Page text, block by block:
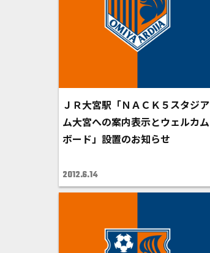
ＪＲ大宮駅「ＮＡＣＫ５スタジア
ム大宮への案内表示とウェルカム
ボード」設置のお知らせ
2012.6.14